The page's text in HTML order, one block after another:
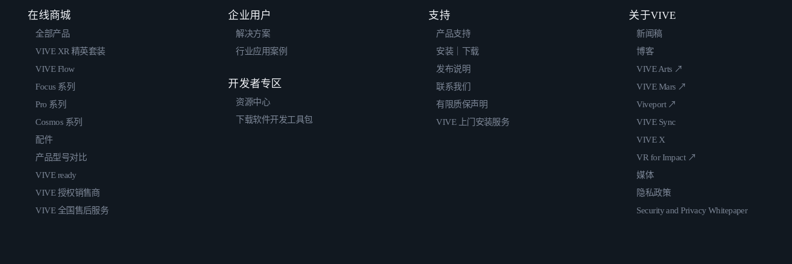
在线商城
全部产品
VIVE XR 精英套装
VIVE Flow
Focus 系列
Pro 系列
Cosmos 系列
配件
产品型号对比
VIVE ready
VIVE 授权销售商
VIVE 全国售后服务
企业用户
解决方案
行业应用案例
开发者专区
资源中心
下载软件开发工具包
支持
产品支持
安装｜下载
发布说明
联系我们
有限质保声明
VIVE 上门安装服务
关于VIVE
新闻稿
博客
VIVE Arts ↗
VIVE Mars ↗
Viveport ↗
VIVE Sync
VIVE X
VR for Impact ↗
媒体
隐私政策
Security and Privacy Whitepaper